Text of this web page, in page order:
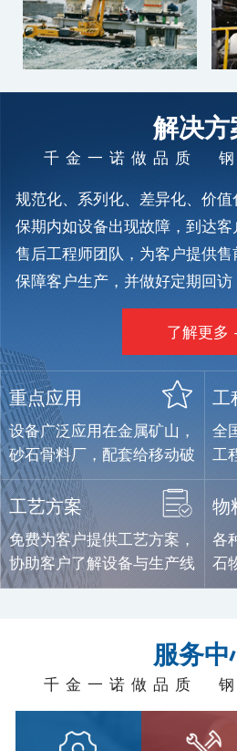
解决方
千金一诺做品质
规范化、系列化、差异化、价
保期内如设备出现故障，到达
售后工程师团队，为客户提供
保障客户生产，并做好定期回
了解更多
重点应用
设备广泛应用在金属矿山，
砂石骨料厂，配套给移动破
碎设备制造企业。
工
全
工
工艺方案
免费为客户提供工艺方案，
协助客户了解设备与生产线
信息。
物
各
石
服务
千金一诺做品质